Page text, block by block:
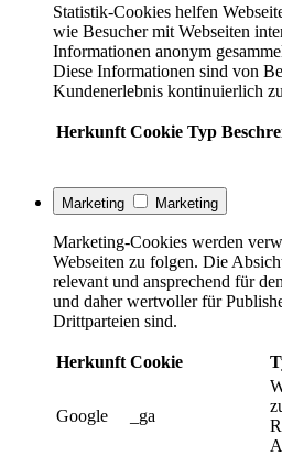
Statistik-Cookies helfen
wie Besucher mit Webseiten
Informationen anonym
Diese Informationen sind von
Kundenerlebnis kontinuierlich
Herkunft Cookie Typ
Marketing Marketing
Marketing-Cookies werden
Webseiten zu folgen. Die
relevant und ansprechend für
und daher wertvoller für
Drittparteien sind.
Herkunft Cookie
Google _ga